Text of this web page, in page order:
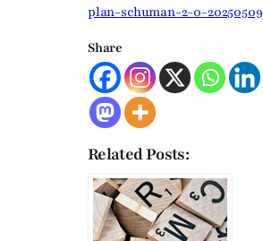
plan-schuman-2-0-20250509
Share
Related Posts: